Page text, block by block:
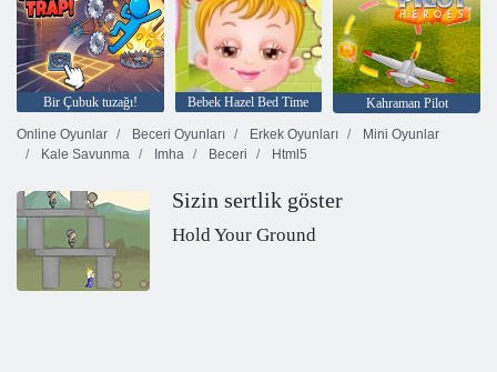
Bir Çubuk tuzağı! Bebek Hazel Bed Time
Kahraman Pilot
Online Oyunlar
Beceri Oyunları Erkek Oyunları
Mini Oyunlar
Kale Savunma
Imha Beceri Html5
Sizin sertlik göster
Hold Your Ground